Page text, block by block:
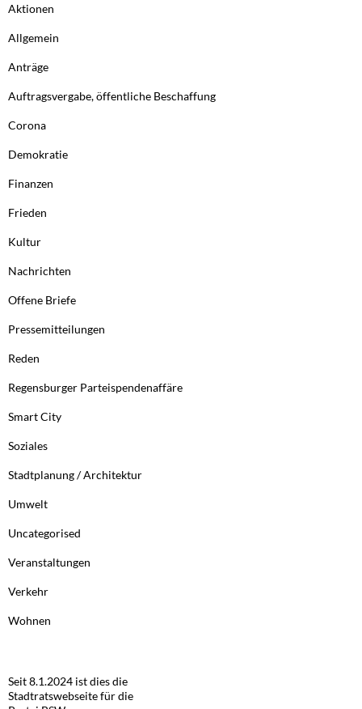
Aktionen
Allgemein
Anträge
Auftragsvergabe, öffentliche Beschaffung
Corona
Demokratie
Finanzen
Frieden
Kultur
Nachrichten
Offene Briefe
Pressemitteilungen
Reden
Regensburger Parteispendenaffäre
Smart City
Soziales
Stadtplanung / Architektur
Umwelt
Uncategorised
Veranstaltungen
Verkehr
Wohnen
Seit 8.1.2024 ist dies die
Stadtratswebseite für die